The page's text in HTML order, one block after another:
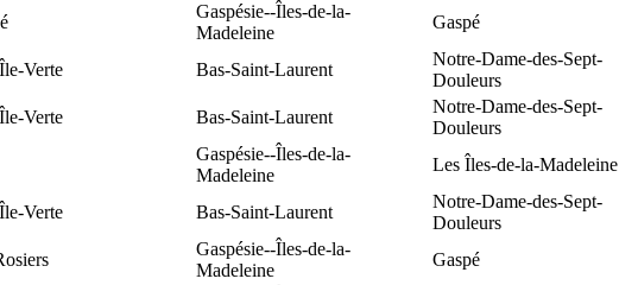
Gaspésie--Îles-de-la-
Madeleine
Gaspé
Verte Bas-Saint-Laurent
Notre-Dame-des-Sept-
Douleurs
Verte Bas-Saint-Laurent
Notre-Dame-des-Sept-
Douleurs
Gaspésie--Îles-de-la-
Madeleine
Les Îles-de-la-Madeleine
Verte Bas-Saint-Laurent
Notre-Dame-des-Sept-
Douleurs
Gaspésie--Îles-de-la-
Madeleine
Gaspé